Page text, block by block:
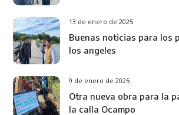
13 de enero de 2025
Buenas noticias para los
los angeles
9 de enero de 2025
Otra nueva obra para la
la calla Ocampo